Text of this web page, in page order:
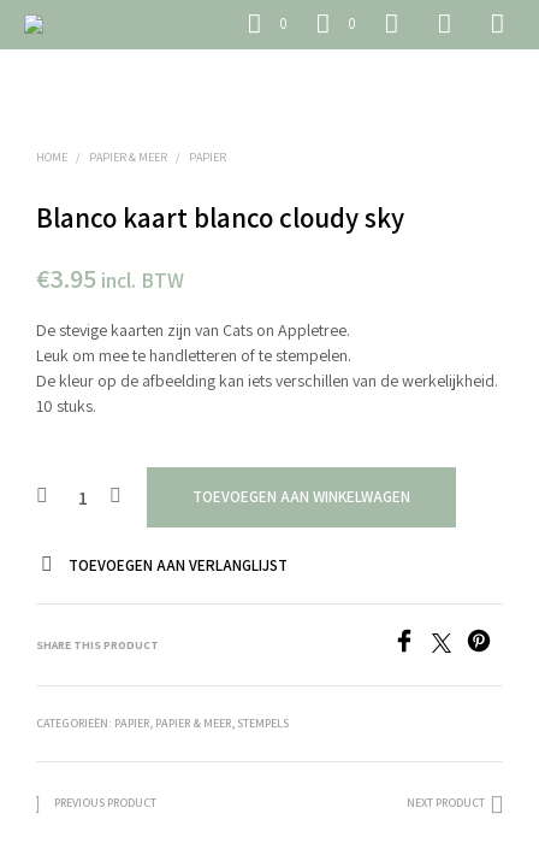
0 0
HOME / PAPIER & MEER / PAPIER
Blanco kaart blanco cloudy sky
€3.95 incl. BTW
De stevige kaarten zijn van Cats on Appletree.
Leuk om mee te handletteren of te stempelen.
De kleur op de afbeelding kan iets verschillen van de werkelijkheid.
10 stuks.
TOEVOEGEN AAN WINKELWAGEN
TOEVOEGEN AAN VERLANGLIJST
SHARE THIS PRODUCT
CATEGORIEËN: PAPIER, PAPIER & MEER, STEMPELS
PREVIOUS PRODUCT NEXT PRODUCT